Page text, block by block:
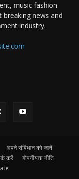
music fashion
news and
industry.
अपने संविधान को जानें
करें
गोपनीयता नीति